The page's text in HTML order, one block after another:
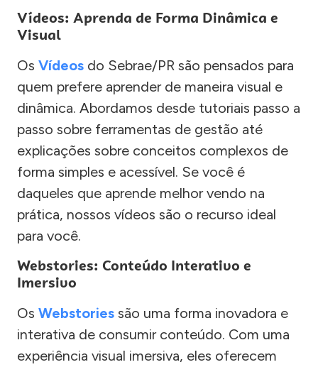
Vídeos: Aprenda de Forma Dinâmica e
Visual
Os Vídeos do Sebrae/PR são pensados para
quem prefere aprender de maneira visual e
dinâmica. Abordamos desde tutoriais passo a
passo sobre ferramentas de gestão até
explicações sobre conceitos complexos de
forma simples e acessível. Se você é
daqueles que aprende melhor vendo na
prática, nossos vídeos são o recurso ideal
para você.
Webstories: Conteúdo Interativo e
Imersivo
Os Webstories são uma forma inovadora e
interativa de consumir conteúdo. Com uma
experiência visual imersiva, eles oferecem